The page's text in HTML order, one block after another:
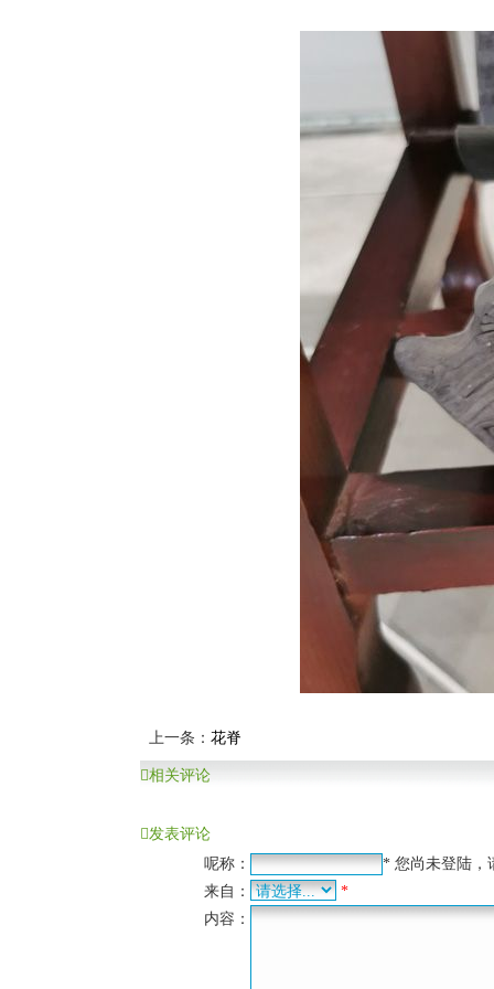
上一条： 花脊
相关评论
发表评论
呢称：
* 您尚未登陆，
来自：
*
内容：